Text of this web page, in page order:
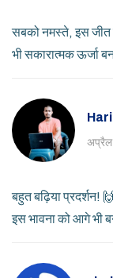
सबको नमस्ते, इस जीत
भी सकारात्मक ऊर्जा
बहुत बढ़िया प्रदर्शन!
इस भावना को आगे भी